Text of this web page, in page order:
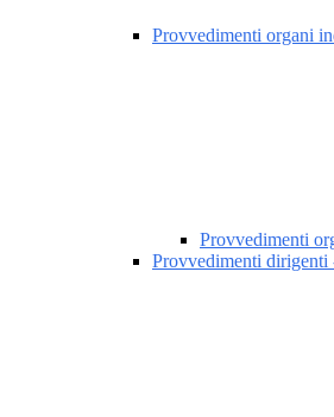
Provvedimenti organi
Provvedimenti
Provvedimenti dirigenti